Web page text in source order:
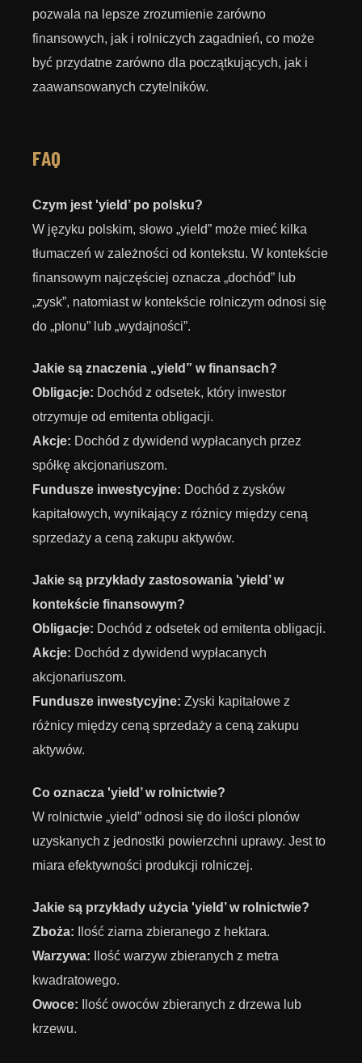
pozwala na lepsze zrozumienie zarówno
finansowych, jak i rolniczych zagadnień, co może
być przydatne zarówno dla początkujących, jak i
zaawansowanych czytelników.
FAQ
Czym jest 'yield’ po polsku?
W języku polskim, słowo „yield” może mieć kilka
tłumaczeń w zależności od kontekstu. W kontekście
finansowym najczęściej oznacza „dochód” lub
„zysk”, natomiast w kontekście rolniczym odnosi się
do „plonu” lub „wydajności”.
Jakie są znaczenia „yield” w finansach?
Obligacje: Dochód z odsetek, który inwestor
otrzymuje od emitenta obligacji.
Akcje: Dochód z dywidend wypłacanych przez
spółkę akcjonariuszom.
Fundusze inwestycyjne: Dochód z zysków
kapitałowych, wynikający z różnicy między ceną
sprzedaży a ceną zakupu aktywów.
Jakie są przykłady zastosowania 'yield’ w
kontekście finansowym?
Obligacje: Dochód z odsetek od emitenta obligacji.
Akcje: Dochód z dywidend wypłacanych
akcjonariuszom.
Fundusze inwestycyjne: Zyski kapitałowe z
różnicy między ceną sprzedaży a ceną zakupu
aktywów.
Co oznacza 'yield’ w rolnictwie?
W rolnictwie „yield” odnosi się do ilości plonów
uzyskanych z jednostki powierzchni uprawy. Jest to
miara efektywności produkcji rolniczej.
Jakie są przykłady użycia 'yield’ w rolnictwie?
Zboża: Ilość ziarna zbieranego z hektara.
Warzywa: Ilość warzyw zbieranych z metra
kwadratowego.
Owoce: Ilość owoców zbieranych z drzewa lub
krzewu.